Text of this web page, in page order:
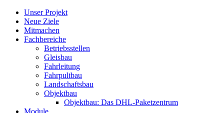
Skip
content
Unser Projekt
Neue Ziele
Mitmachen
Fachbereiche
Betriebsstellen
Gleisbau
Fahrleitung
Fahrpultbau
Landschaftsbau
Objektbau
Objektbau: Das DHL-Paketzentrum
Module